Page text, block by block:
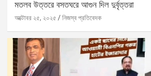
মতলব উত্তরে বসতঘরে আগুন দিল দুর্বৃত্তরা
অক্টোবর ২৫, ২০২৫ নিজস্ব প্রতিবেদক